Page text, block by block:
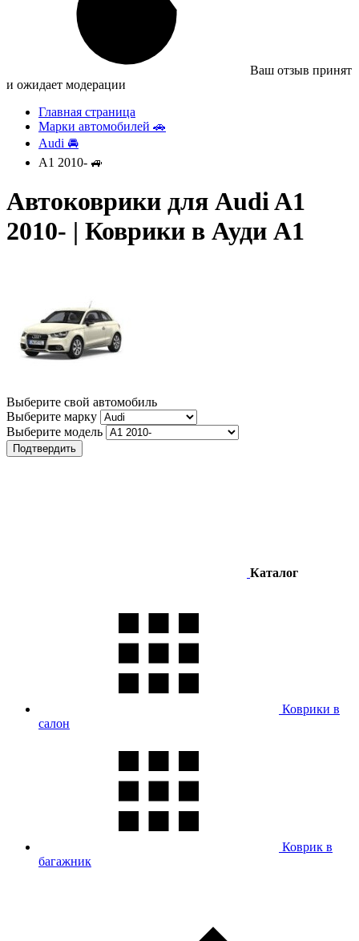
Ваш отзыв принят
и ожидает модерации
Главная страница
Марки автомобилей 🚗
Audi 🚘
A1 2010- 🚙
Автоковрики для Audi A1
2010- | Коврики в Ауди А1
Выберите свой автомобиль
Выберите марку
Выберите модель
Подтвердить
Каталог
Коврики в
салон
Коврик в
багажник